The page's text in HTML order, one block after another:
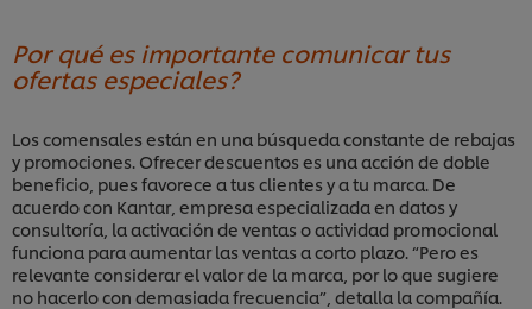
Por qué es importante comunicar tus
ofertas especiales?
Los comensales están en una búsqueda constante de rebajas
y promociones. Ofrecer descuentos es una acción de doble
beneficio, pues favorece a tus clientes y a tu marca. De
acuerdo con Kantar, empresa especializada en datos y
consultoría, la activación de ventas o actividad promocional
funciona para aumentar las ventas a corto plazo. “Pero es
relevante considerar el valor de la marca, por lo que sugiere
no hacerlo con demasiada frecuencia”, detalla la compañía.